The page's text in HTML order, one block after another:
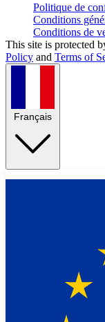
Politique de
Conditions
Conditions de
This site is protected
Policy and Terms of
Français